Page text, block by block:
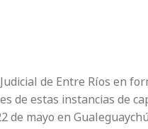
de Entre Ríos en
de estas instancias de
mayo en